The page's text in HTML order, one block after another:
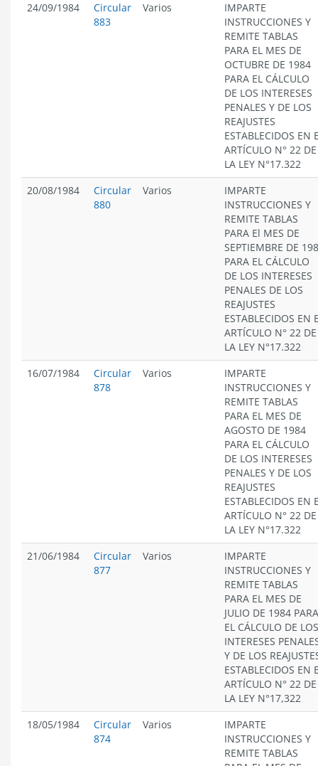
24/09/1984
Circular
883
Varios
IMPARTE
INSTRUCCIONES Y
REMITE TABLAS
PARA EL MES DE
OCTUBRE DE 1984
PARA EL CÁLCULO
DE LOS INTERESES
PENALES Y DE LOS
REAJUSTES
ESTABLECIDOS EN
ARTÍCULO N° 22 DE
LA LEY N°17.322
20/08/1984
Circular
880
Varios
IMPARTE
INSTRUCCIONES Y
REMITE TABLAS
PARA El MES DE
SEPTIEMBRE DE
PARA EL CÁLCULO
DE LOS INTERESES
PENALES DE LOS
REAJUSTES
ESTABLECIDOS EN
ARTÍCULO N° 22 DE
LA LEY N°17.322
16/07/1984
Circular
878
Varios
IMPARTE
INSTRUCCIONES Y
REMITE TABLAS
PARA EL MES DE
AGOSTO DE 1984
PARA EL CÁLCULO
DE LOS INTERESES
PENALES Y DE LOS
REAJUSTES
ESTABLECIDOS EN
ARTÍCULO N° 22 DE
LA LEY N°17.322
21/06/1984
Circular
877
Varios
IMPARTE
INSTRUCCIONES Y
REMITE TABLAS
PARA EL MES DE
JULIO DE 1984 PARA
EL CÁLCULO DE LOS
INTERESES
Y DE LOS
ESTABLECIDOS EN
ARTÍCULO N° 22 DE
LA LEY N°17,322
18/05/1984
Circular
874
Varios
IMPARTE
INSTRUCCIONES Y
REMITE TABLAS